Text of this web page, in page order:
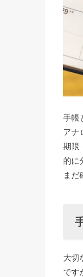
手帳
アナ
期限
的に
まだ
大切
です